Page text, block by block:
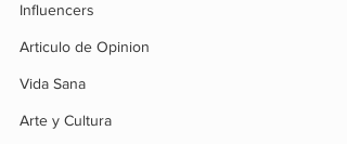
Influencers
Articulo de Opinion
Vida Sana
Arte y Cultura